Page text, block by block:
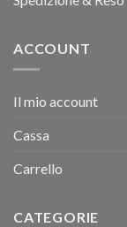
ACCOUNT
Il mio account
Cassa
Carrello
CATEGORIE